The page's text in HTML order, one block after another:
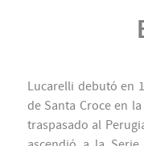
Lucarelli debutó en
de Santa Croce en
traspasado al